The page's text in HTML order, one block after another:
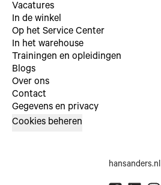
Vacatures
In de winkel
Op het Service Center
In het warehouse
Trainingen en opleidingen
Blogs
Over ons
Contact
Gegevens en privacy
Cookies beheren
hansanders.nl